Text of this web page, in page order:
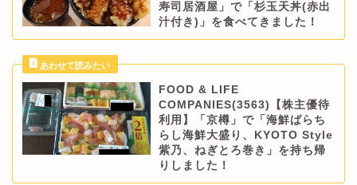
寿司居酒屋」で「杉玉天丼(赤出
汁付き)」を食べてきました！
FOOD & LIFE
COMPANIES(3563)【株主優待
利用】「京樽」で「海鮮ばらち
らし海鮮大盛り、KYOTO Style
紫乃、ねぎとろ巻き」を持ち帰
りしました！